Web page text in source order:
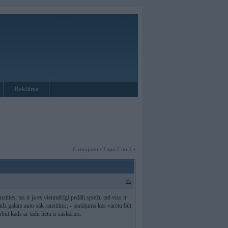
Reklāma
6 ziņojumi • Lapa 1 no 1 •
#1
tas ir ja es vienmērīgi pedāli spiežu tad viss ir
galam auto sāk raustīties, - jautājums kas varētu būt
kāds ar tādu lietu ir saskāries.